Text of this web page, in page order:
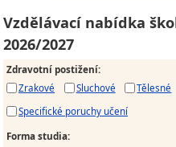
Vzdělávací nabídka
2026/2027
Zdravotní postižení:
Zrakové
Sluchové Tělesné
Specifické poruchy učení
Forma studia: